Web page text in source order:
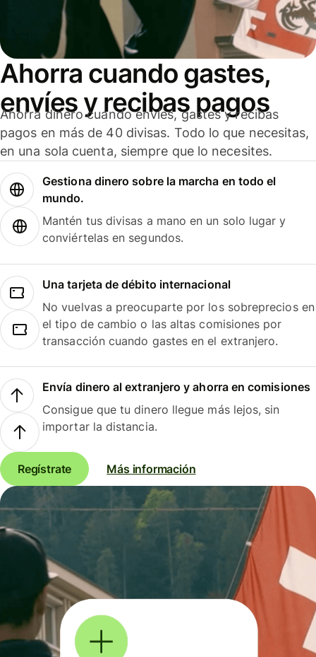
Ahorra cuando gastes,
envíes y recibas pagos
Ahorra dinero cuando envíes, gastes y recibas
pagos en más de 40 divisas. Todo lo que necesitas,
en una sola cuenta, siempre que lo necesites.
Gestiona dinero sobre la marcha en todo el
mundo.
Mantén tus divisas a mano en un solo lugar y
conviértelas en segundos.
Una tarjeta de débito internacional
No vuelvas a preocuparte por los sobreprecios en
el tipo de cambio o las altas comisiones por
transacción cuando gastes en el extranjero.
Envía dinero al extranjero y ahorra en comisiones
Consigue que tu dinero llegue más lejos, sin
importar la distancia.
Regístrate Más información